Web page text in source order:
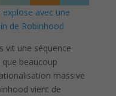
explose avec une
de Robinhood
vit une séquence
beaucoup
massive
vient de